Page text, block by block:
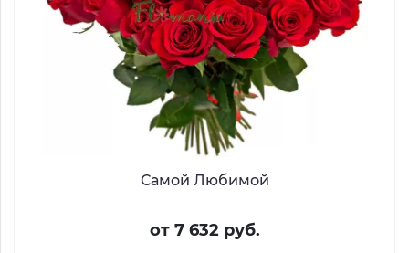
Самой Любимой
от 7 632 руб.